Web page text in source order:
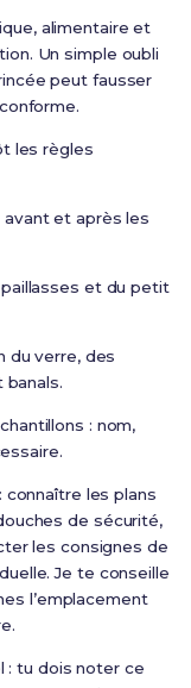
alimentaire et
Un simple oubli
peut fausser
les règles
et après les
et du petit
du verre, des
: nom,
connaître les plans
de sécurité,
les consignes de
Je te conseille
l’emplacement
: tu dois noter ce